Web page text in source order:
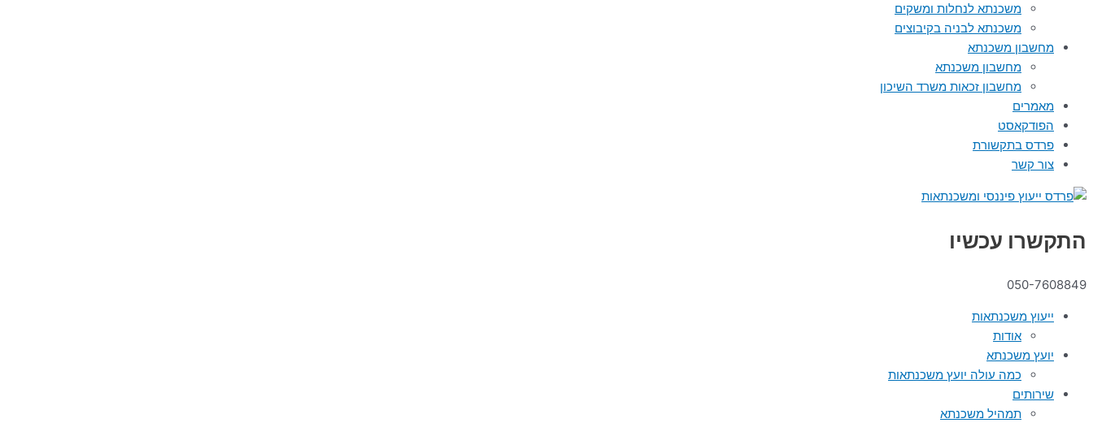
משכנתא לנחלות ומשקים
משכנתא לבניה בקיבוצים
מחשבון משכנתא
מחשבון משכנתא
מחשבון זכאות משרד השיכון
מאמרים
הפודקאסט
פרדס בתקשורת
צור קשר
התקשרו עכשיו
050-7608849
ייעוץ משכנתאות
אודות
יועץ משכנתא
כמה עולה יועץ משכנתאות
שירותים
תמהיל משכנתא